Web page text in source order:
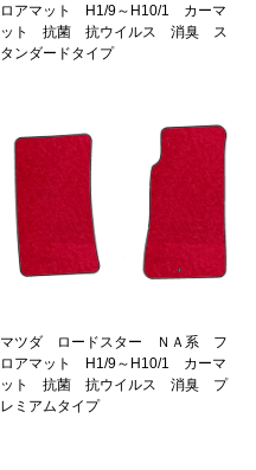
ロアマット H1/9～H10/1 カーマ
ット 抗菌 抗ウイルス 消臭 ス
タンダードタイプ
マツダ ロードスター ＮＡ系 フ
ロアマット H1/9～H10/1 カーマ
ット 抗菌 抗ウイルス 消臭 プ
レミアムタイプ